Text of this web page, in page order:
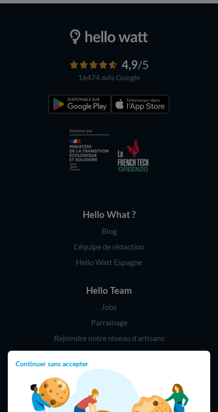
Continuer sans accepter
4,9/5
16474 avis Google
Hello What ?
Blog
L'équipe de rédaction
Hello Watt Espagne
Hello Team
Jobs
Parrainage
Rejoindre notre réseau d'artisans
Hello !
09 75 18 60 60
(8h-21h)
75018 Paris